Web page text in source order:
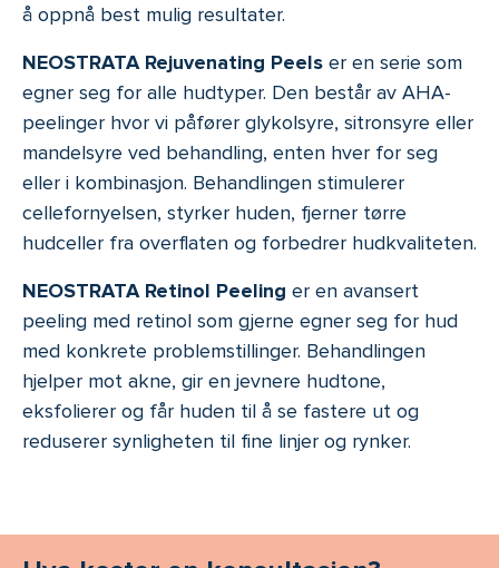
å oppnå best mulig resultater.
NEOSTRATA Rejuvenating Peels er en serie som
egner seg for alle hudtyper. Den består av AHA-
peelinger hvor vi påfører glykolsyre, sitronsyre eller
mandelsyre ved behandling, enten hver for seg
eller i kombinasjon. Behandlingen stimulerer
cellefornyelsen, styrker huden, fjerner tørre
hudceller fra overflaten og forbedrer hudkvaliteten.
NEOSTRATA Retinol Peeling er en avansert
peeling med retinol som gjerne egner seg for hud
med konkrete problemstillinger. Behandlingen
hjelper mot akne, gir en jevnere hudtone,
eksfolierer og får huden til å se fastere ut og
reduserer synligheten til fine linjer og rynker.